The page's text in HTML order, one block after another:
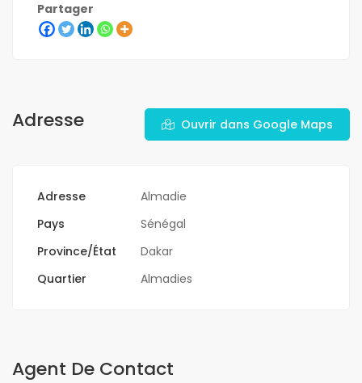
Partager
Adresse Ouvrir dans Google Maps
Adresse
Almadie
Pays
Sénégal
Province/État
Dakar
Quartier
Almadies
Agent De Contact